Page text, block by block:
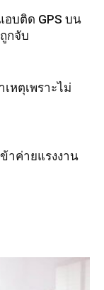
อบติด GPS บน
กจับ
หตุเพราะไม่
าค่ายแรงงาน